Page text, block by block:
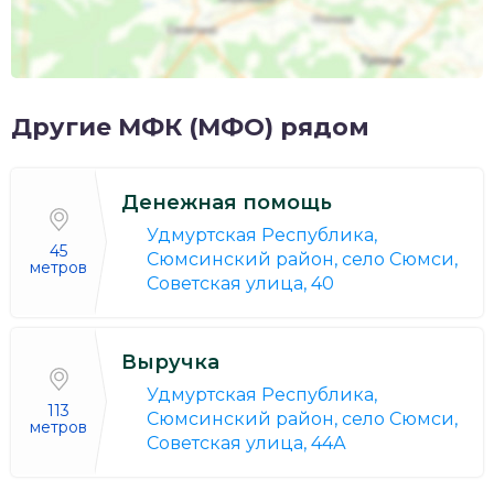
Другие МФК (МФО) рядом
45
метров
Денежная помощь
Удмуртская Республика,
Сюмсинский район, село Сюмси,
Советская улица, 40
113
метров
Выручка
Удмуртская Республика,
Сюмсинский район, село Сюмси,
Советская улица, 44А